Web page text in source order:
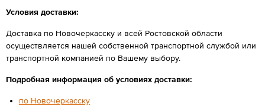
Условия доставки:
Доставка по Новочеркасску и всей Ростовской области
осуществляется нашей собственной транспортной службой или
транспортной компанией по Вашему выбору.
Подробная информация об условиях доставки:
по Новочеркасску